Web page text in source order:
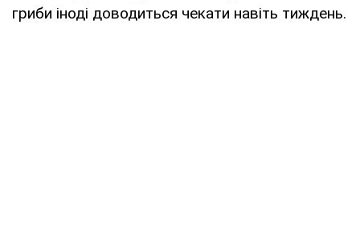
гриби іноді доводиться чекати навіть тиждень.